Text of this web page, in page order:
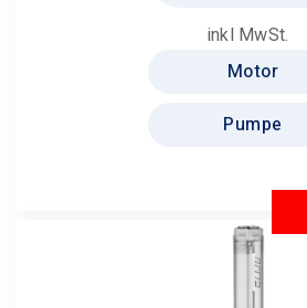
inkl MwSt.
Motor
Pumpe